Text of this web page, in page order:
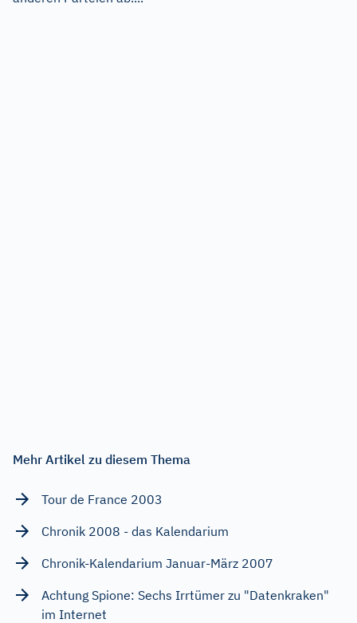
Mehr Artikel zu diesem Thema
Tour de France 2003
Chronik 2008 - das Kalendarium
Chronik-Kalendarium Januar-März 2007
Achtung Spione: Sechs Irrtümer zu "Datenkraken"
im Internet